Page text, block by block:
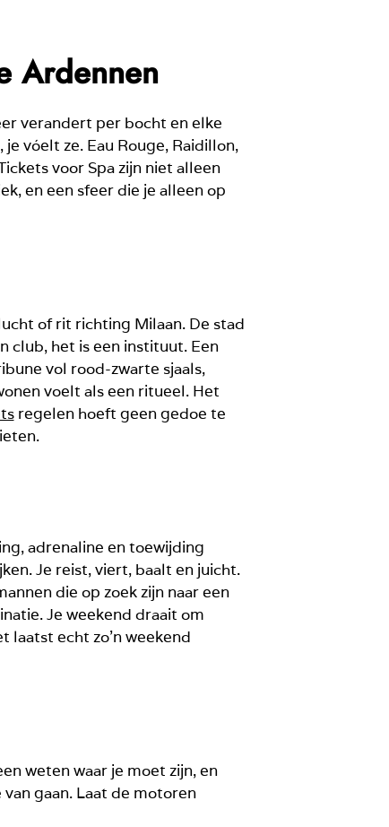
Ardennen
verandert per bocht en elke
vóelt ze. Eau Rouge, Raidillon,
voor Spa zijn niet alleen
en een sfeer die je alleen op
of rit richting Milaan. De stad
club, het is een instituut. Een
vol rood-zwarte sjaals,
voelt als een ritueel. Het
regelen hoeft geen gedoe te
adrenaline en toewijding
Je reist, viert, baalt en juicht.
die op zoek zijn naar een
Je weekend draait om
laatst echt zo’n weekend
weten waar je moet zijn, en
gaan. Laat de motoren